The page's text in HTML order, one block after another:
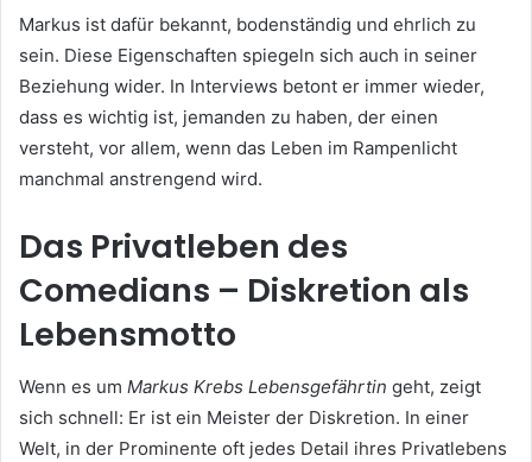
Markus ist dafür bekannt, bodenständig und ehrlich zu
sein. Diese Eigenschaften spiegeln sich auch in seiner
Beziehung wider. In Interviews betont er immer wieder,
dass es wichtig ist, jemanden zu haben, der einen
versteht, vor allem, wenn das Leben im Rampenlicht
manchmal anstrengend wird.
Das Privatleben des
Comedians – Diskretion als
Lebensmotto
Wenn es um Markus Krebs Lebensgefährtin geht, zeigt
sich schnell: Er ist ein Meister der Diskretion. In einer
Welt, in der Prominente oft jedes Detail ihres Privatlebens